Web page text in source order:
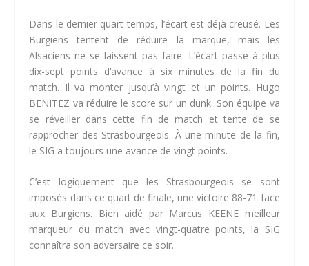
Dans le dernier quart-temps, l’écart est déjà creusé. Les
Burgiens tentent de réduire la marque, mais les
Alsaciens ne se laissent pas faire. L’écart passe à plus
dix-sept points d’avance à six minutes de la fin du
match. Il va monter jusqu’à vingt et un points. Hugo
BENITEZ va réduire le score sur un dunk. Son équipe va
se réveiller dans cette fin de match et tente de se
rapprocher des Strasbourgeois. À une minute de la fin,
le SIG a toujours une avance de vingt points.
C’est logiquement que les Strasbourgeois se sont
imposés dans ce quart de finale, une victoire 88-71 face
aux Burgiens. Bien aidé par Marcus KEENE meilleur
marqueur du match avec vingt-quatre points, la SIG
connaîtra son adversaire ce soir.